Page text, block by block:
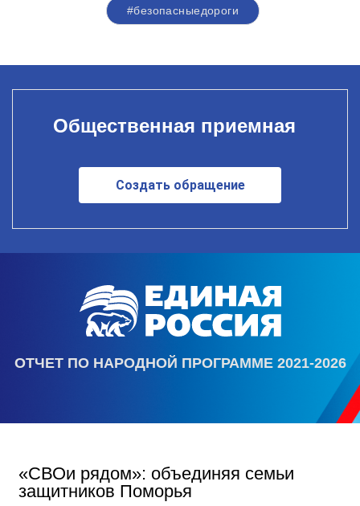
#безопасныедороги
Общественная приемная
Создать обращение
ОТЧЕТ ПО НАРОДНОЙ ПРОГРАММЕ 2021-2026
«СВОи рядом»: объединяя семьи
защитников Поморья